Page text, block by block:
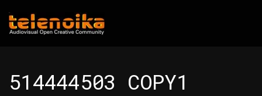
Ir al contenido principal
514444503 COPY1